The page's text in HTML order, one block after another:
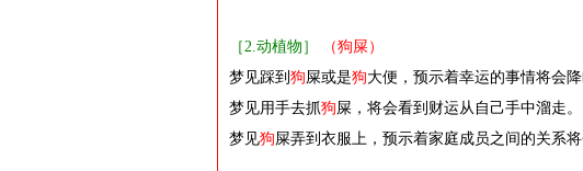
［2.动植物］
（狗屎）
梦见踩到 狗屎或是狗大便，预示着幸运的事情将会降
梦见用手去抓狗屎，将会看到财运从自己手中溜走。
梦见狗屎弄到衣服上，预示着家庭成员之间的关系将